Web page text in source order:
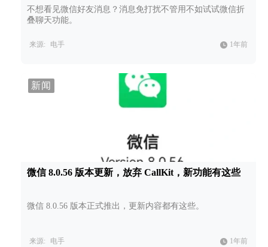
不想看见微信好友消息？消息免打扰不管用不如试试微信折
叠聊天功能。
来源: 电手 1年前
新闻
微信 8.0.56 版本更新，放弃 CallKit，新功能有这些
微信 8.0.56 版本正式推出，更新内容都有这些。
来源: 电手 1年前